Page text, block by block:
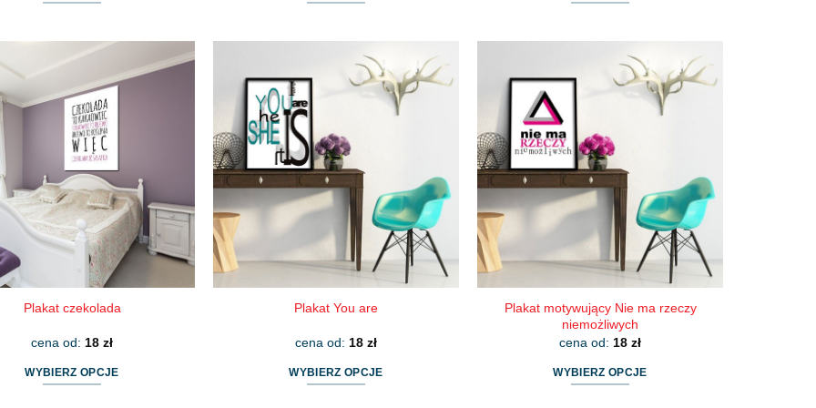
wariantów.
Opcje
można
wybrać
na
stronie
produktu
wiele
wariantów.
można
wybrać
stronie
produktu
wiele
wariantów.
można
wybrać
stronie
produktu
Plakat czekolada
cena od: 18 zł
WYBIERZ OPCJE
Plakat You are
cena od: 18 zł
WYBIERZ OPCJE
Plakat motywujący Nie ma rzeczy
niemożliwych
cena od: 18 zł
WYBIERZ OPCJE